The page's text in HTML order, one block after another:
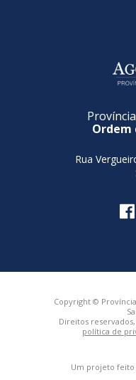
Ordem
Rua
Copyright ©
Direitos
política de
Um projeto feito